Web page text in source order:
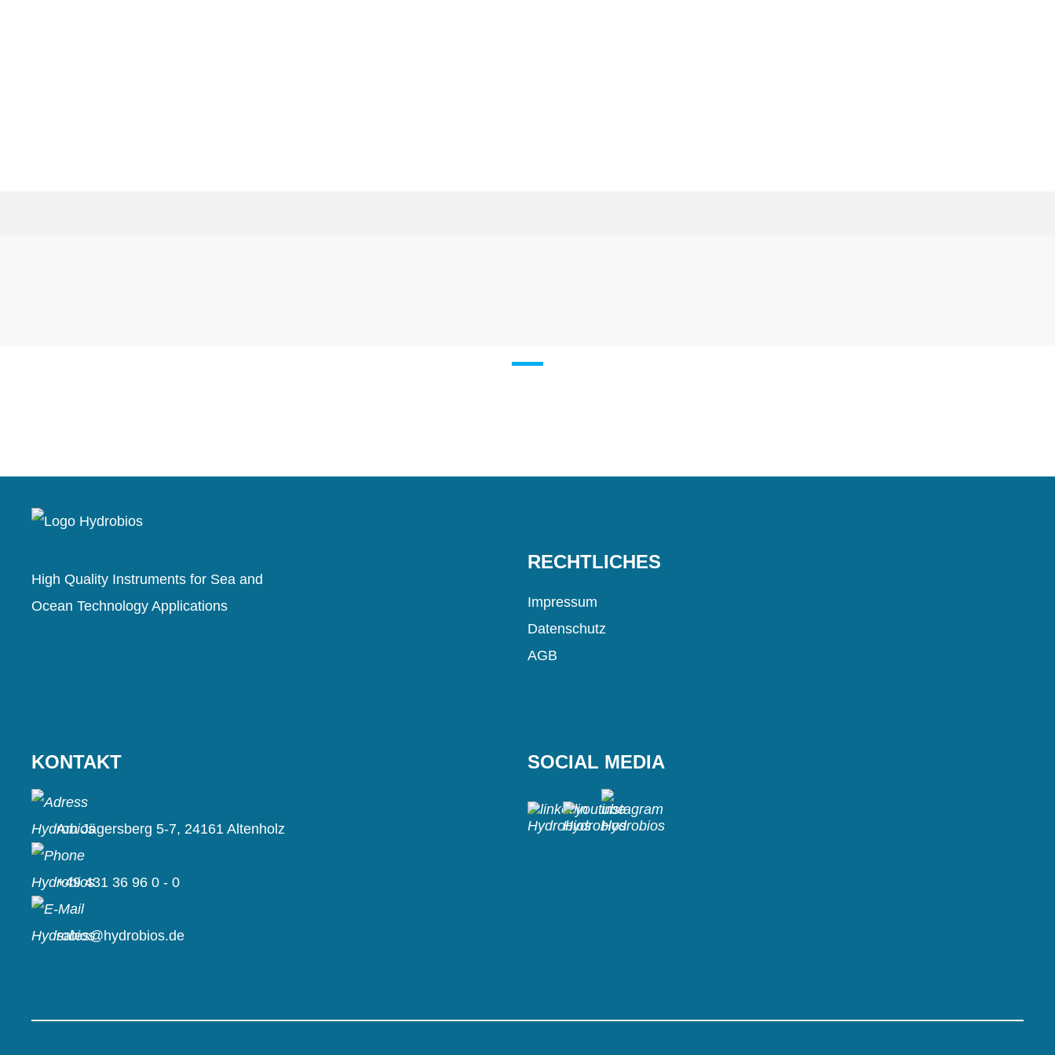
High Quality Instruments for Sea and
Ocean Technology Applications
RECHTLICHES
Impressum
Datenschutz
AGB
KONTAKT
Am Jägersberg 5-7, 24161 Altenholz
+49 431 36 96 0 - 0
sales@hydrobios.de
SOCIAL MEDIA